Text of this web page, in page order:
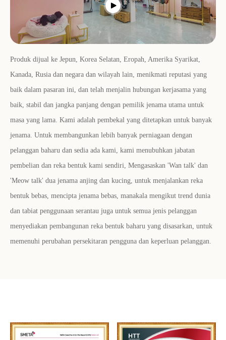
Produk dijual ke Jepun, Korea Selatan, Eropah, Amerika Syarikat,
Kanada, Rusia dan negara dan wilayah lain, menikmati reputasi yang
baik dalam pasaran ini, dan telah menjalin hubungan kerjasama yang
baik, stabil dan jangka panjang dengan pemilik jenama utama untuk
masa yang lama. Kami adalah pembekal yang ditetapkan untuk banyak
jenama. Untuk membangunkan lebih banyak perniagaan dengan
pelanggan baharu dan sedia ada kami, kami menubuhkan jabatan
pembelian dan reka bentuk kami sendiri, Mengasaskan 'Wan talk' dan
'Meow talk' dua jenama anjing dan kucing, untuk menjalankan reka
bentuk bebas, mencipta jenama bebas, manakala mengikut trend dunia
dan tabiat penggunaan serantau juga untuk semua jenis pelanggan
menyediakan pembangunan reka bentuk baharu yang disasarkan, untuk
memenuhi perubahan persekitaran pengguna dan keperluan pelanggan.